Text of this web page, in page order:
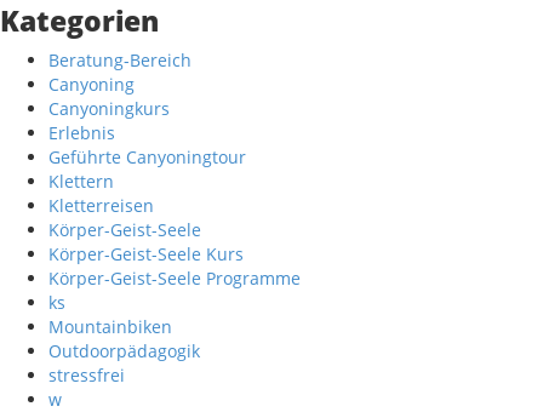
Kategorien
Beratung-Bereich
Canyoning
Canyoningkurs
Erlebnis
Geführte Canyoningtour
Klettern
Kletterreisen
Körper-Geist-Seele
Körper-Geist-Seele Kurs
Körper-Geist-Seele Programme
ks
Mountainbiken
Outdoorpädagogik
stressfrei
w